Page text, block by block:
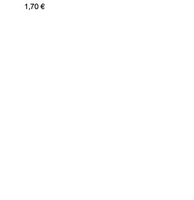
Cena
1,70 €